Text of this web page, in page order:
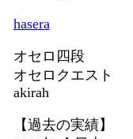
hasera
オセロ四段
オセロクエスト
akirah
【過去の実績】